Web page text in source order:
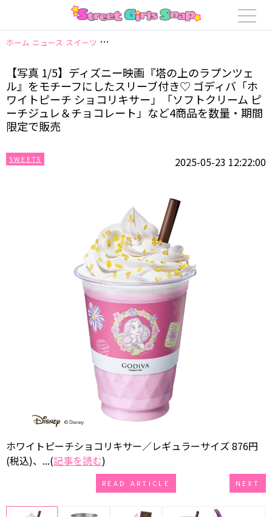
ホーム ニュース スイーツ 【写真 1/5】ディズニー映画『塔の上のラプン
【写真 1/5】ディズニー映画『塔の上のラプンツェ
ル』をモチーフにしたスリーブ付き♡ ゴディバ「ホ
ワイトピーチ ショコリキサー」「ソフトクリーム ピ
ーチジュレ＆チョコレート」など4商品を数量・期間
限定で販売
SWEETS 2025-05-23 12:22:00
ホワイトピーチショコリキサー／レギュラーサイズ 876円
(税込)、...(記事を読む)
READ ARTICLE NEXT